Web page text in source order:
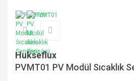
Hukseflux
PVMT01 PV Modül Sıcaklık